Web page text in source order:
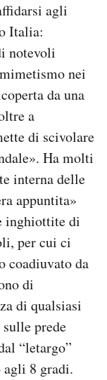
agli
Italia:
notevoli
nei
da una
a
di scivolare
Ha molti
interna delle
appuntita»
inghiottite di
per cui ci
coadiuvato da
di
di qualsiasi
prede
“letargo”
agli 8 gradi.